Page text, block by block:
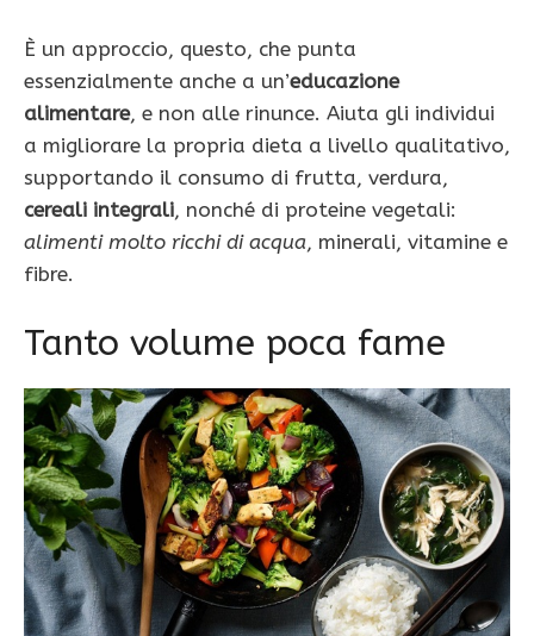
È un approccio, questo, che punta
essenzialmente anche a un’educazione
alimentare, e non alle rinunce. Aiuta gli individui
a migliorare la propria dieta a livello qualitativo,
supportando il consumo di frutta, verdura,
cereali integrali, nonché di proteine vegetali:
alimenti molto ricchi di acqua, minerali, vitamine e
fibre.
Tanto volume poca fame